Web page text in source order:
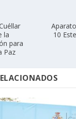
la
para
Paz
10